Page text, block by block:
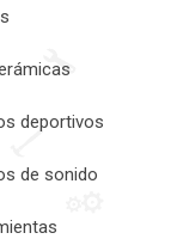
deportivos
de sonido